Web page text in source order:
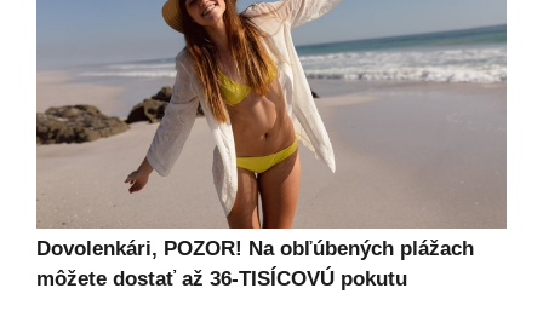
Dovolenkári, POZOR! Na obľúbených plážach
môžete dostať až 36-TISÍCOVÚ pokutu